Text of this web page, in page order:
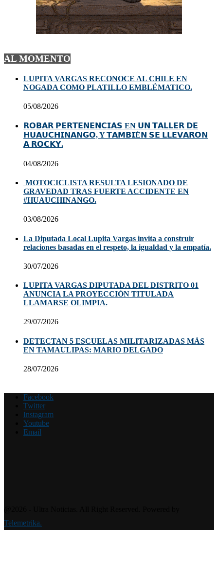
AL MOMENTO
LUPITA VARGAS RECONOCE AL CHILE EN
NOGADA COMO PLATILLO EMBLÉMATICO.
05/08/2026
𝗥𝗢𝗕𝗔𝗥 𝗣𝗘𝗥𝗧𝗘𝗡𝗘𝗡𝗖𝗜𝗔𝗦 EN 𝗨𝗡 𝗧𝗔𝗟𝗟𝗘𝗥 𝗗𝗘
𝗛𝗨𝗔𝗨𝗖𝗛𝗜𝗡𝗔𝗡𝗚𝗢, Y 𝗧𝗔𝗠𝗕𝗜É𝗡 𝗦𝗘 𝗟𝗟𝗘𝗩𝗔𝗥𝗢𝗡
𝗔 𝗥𝗢𝗖𝗞𝗬.
04/08/2026
MOTOCICLISTA RESULTA LESIONADO DE
GRAVEDAD TRAS FUERTE ACCIDENTE EN
#HUAUCHINANGO.
03/08/2026
La Diputada Local Lupita Vargas invita a construir
relaciones basadas en el respeto, la igualdad y la empatía.
30/07/2026
LUPITA VARGAS DIPUTADA DEL DISTRITO 01
ANUNCIA LA PROYECCIÓN TITULADA
LLAMARSE OLIMPIA.
29/07/2026
DETECTAN 5 ESCUELAS MILITARIZADAS MÁS
EN TAMAULIPAS: MARIO DELGADO
28/07/2026
Facebook
Twitter
Instagram
Youtube
Email
Telemetrika.